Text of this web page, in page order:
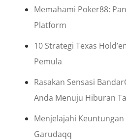
Memahami Poker88:
Platform
10 Strategi Texas
Pemula
Rasakan Sensasi
Anda Menuju Hiburan
Menjelajahi
Garudaqq